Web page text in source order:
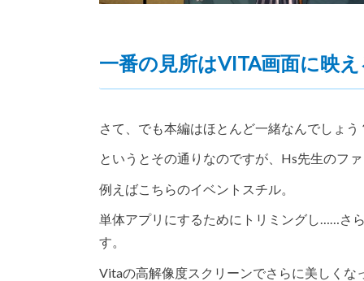
一番の見所はVITA画面に映
さて、でも本編はほとんど一緒なんでしょう
というとその通りなのですが、Hs先生のフ
例えばこちらのイベントスチル。
単体アプリにするためにトリミングし……さ
す。
Vitaの高解像度スクリーンでさらに美しく